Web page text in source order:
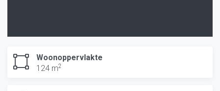
Woonoppervlakte
124 m2